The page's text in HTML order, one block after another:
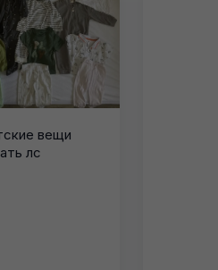
вещи
лс